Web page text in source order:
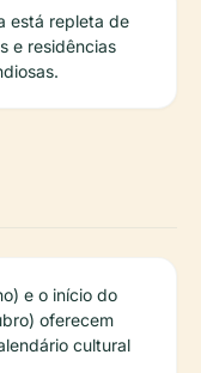
está repleta de
e residências
e o início do
oferecem
cultural